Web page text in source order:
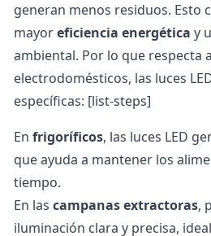
generan menos residuos. Esto
mayoreficiencia energética y
ambiental. Por lo que respecta
electrodomésticos, las luces
específicas: [list-steps]
En frigoríficos, las luces LED
que ayuda a mantener los
tiempo.
En las campanas extractoras,
iluminación clara y precisa,